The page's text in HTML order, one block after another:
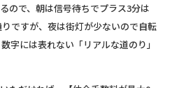
ので、朝は信号待ちでプラス3分は
りですが、夜は街灯が少ないので自転
数字には表れない「リアルな道のり」